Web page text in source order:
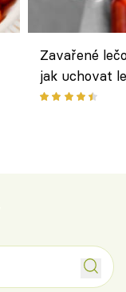
Zavařené
jak uchovat